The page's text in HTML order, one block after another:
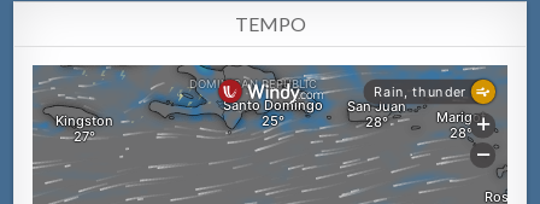
TEMPO